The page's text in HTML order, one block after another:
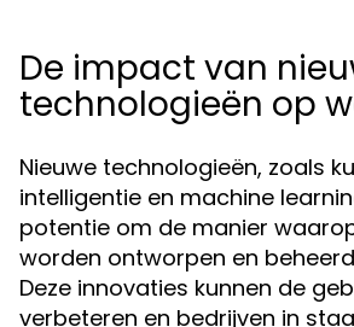
De impact van
technologieën op
Nieuwe technologieën, zoals
intelligentie en machine
potentie om de manier
worden ontworpen en
Deze innovaties kunnen de
verbeteren en bedrijven in